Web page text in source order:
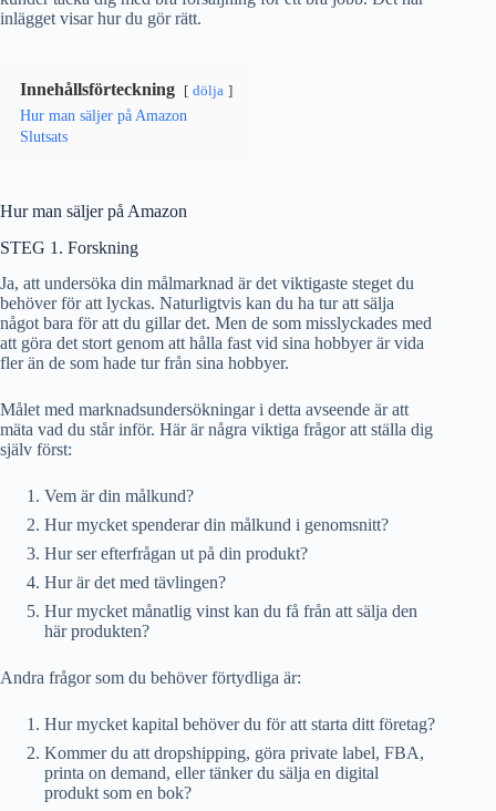
inlägget visar hur du gör rätt.
Innehållsförteckning dölja
Hur man säljer på Amazon
Slutsats
Hur man säljer på Amazon
STEG 1. Forskning
Ja, att undersöka din målmarknad är det viktigaste steget du
behöver för att lyckas. Naturligtvis kan du ha tur att sälja
något bara för att du gillar det. Men de som misslyckades med
att göra det stort genom att hålla fast vid sina hobbyer är vida
fler än de som hade tur från sina hobbyer.
Målet med marknadsundersökningar i detta avseende är att
mäta vad du står inför. Här är några viktiga frågor att ställa dig
själv först:
Vem är din målkund?
Hur mycket spenderar din målkund i genomsnitt?
Hur ser efterfrågan ut på din produkt?
Hur är det med tävlingen?
Hur mycket månatlig vinst kan du få från att sälja den
här produkten?
Andra frågor som du behöver förtydliga är:
Hur mycket kapital behöver du för att starta ditt företag?
Kommer du att dropshipping, göra private label, FBA,
printa on demand, eller tänker du sälja en digital
produkt som en bok?